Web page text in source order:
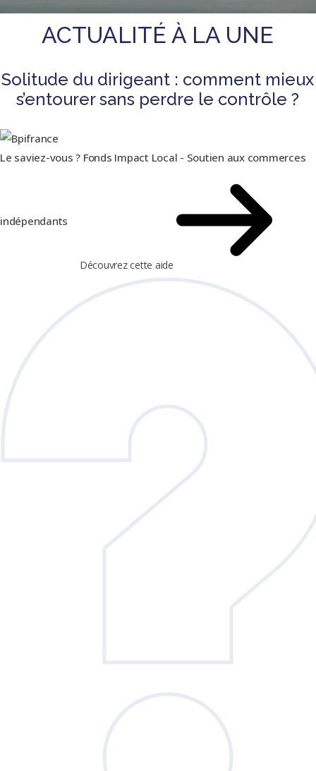
ACTUALITÉ À LA UNE
Solitude du dirigeant : comment mieux
s’entourer sans perdre le contrôle ?
Le saviez-vous ? Fonds Impact Local - Soutien aux commerces
indépendants
Découvrez cette aide